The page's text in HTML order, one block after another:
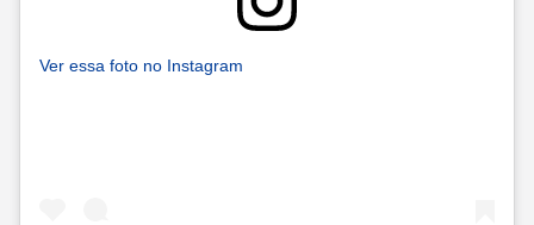
Ver essa foto no Instagram